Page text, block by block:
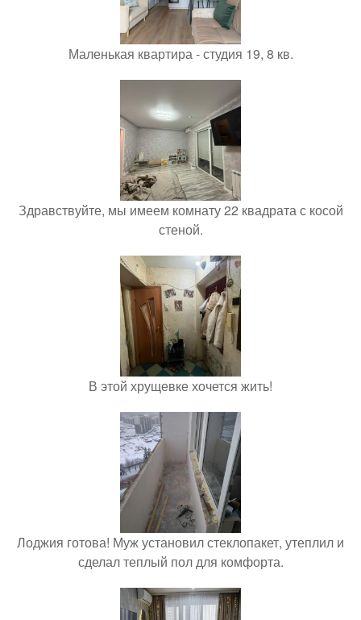
Маленькая квартира - студия 19, 8 кв.
Здравствуйте, мы имеем комнату 22 квадрата с косой
стеной.
В этой хрущевке хочется жить!
Лоджия готова! Муж установил стеклопакет, утеплил и
сделал теплый пол для комфорта.